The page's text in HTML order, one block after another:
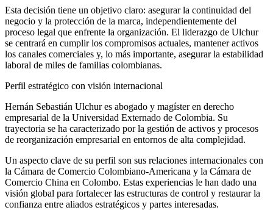
Esta decisión tiene un objetivo claro: asegurar la continuidad del
negocio y la protección de la marca, independientemente del
proceso legal que enfrente la organización. El liderazgo de Ulchur
se centrará en cumplir los compromisos actuales, mantener activos
los canales comerciales y, lo más importante, asegurar la estabilidad
laboral de miles de familias colombianas.
Perfil estratégico con visión internacional
Hernán Sebastián Ulchur es abogado y magíster en derecho
empresarial de la Universidad Externado de Colombia. Su
trayectoria se ha caracterizado por la gestión de activos y procesos
de reorganización empresarial en entornos de alta complejidad.
Un aspecto clave de su perfil son sus relaciones internacionales con
la Cámara de Comercio Colombiano-Americana y la Cámara de
Comercio China en Colombo. Estas experiencias le han dado una
visión global para fortalecer las estructuras de control y restaurar la
confianza entre aliados estratégicos y partes interesadas.